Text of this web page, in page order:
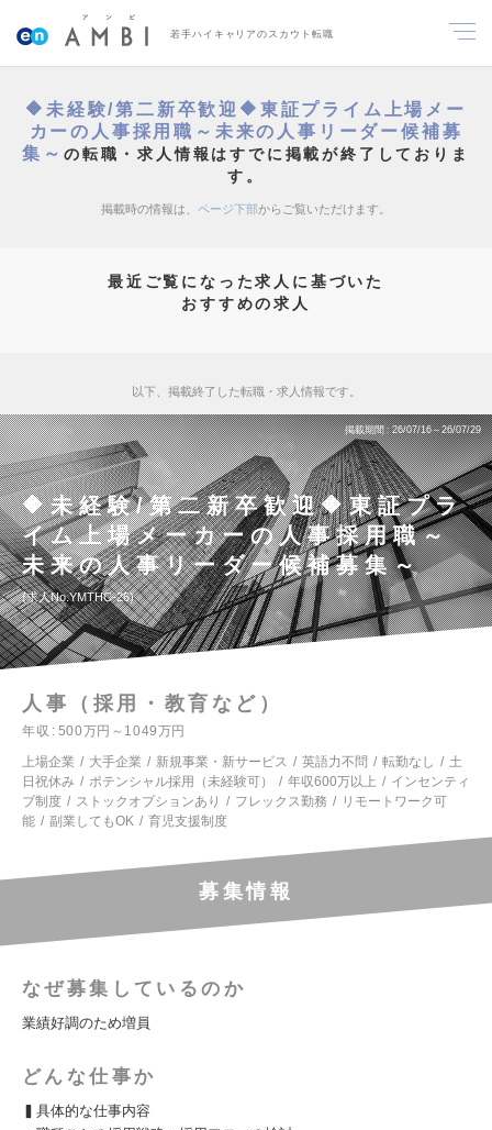
若手ハイキャリアのスカウト転職
🔶未経験/第二新卒歓迎🔶東証プライム上場メー
カーの人事採用職～未来の人事リーダー候補募
集～ の転職・求人情報はすでに掲載が終了しておりま
す。
掲載時の情報は、 ページ下部からご覧いただけます。
最近ご覧になった求人に基づいた
おすすめの求人
以下、掲載終了した転職・求人情報です。
掲載期間 26/07/16～26/07/29
🔶未経験/第二新卒歓迎🔶東証プラ
イム上場メーカーの人事採用職～
未来の人事リーダー候補募集～
求人No.YMTHC-26
人事（採用・教育など）
年収
500万円～1049万円
上場企業
大手企業 新規事業・新サービス 英語力不問 転勤なし
土
日祝休み
ポテンシャル採用（未経験可） 年収600万以上
インセンティ
ブ制度
ストックオプションあり フレックス勤務
リモートワーク可
能
副業してもOK 育児支援制度
募集情報
なぜ募集しているのか
業績好調のため増員
どんな仕事か
▍具体的な仕事内容